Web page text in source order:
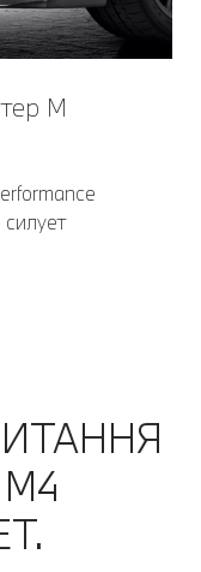
M